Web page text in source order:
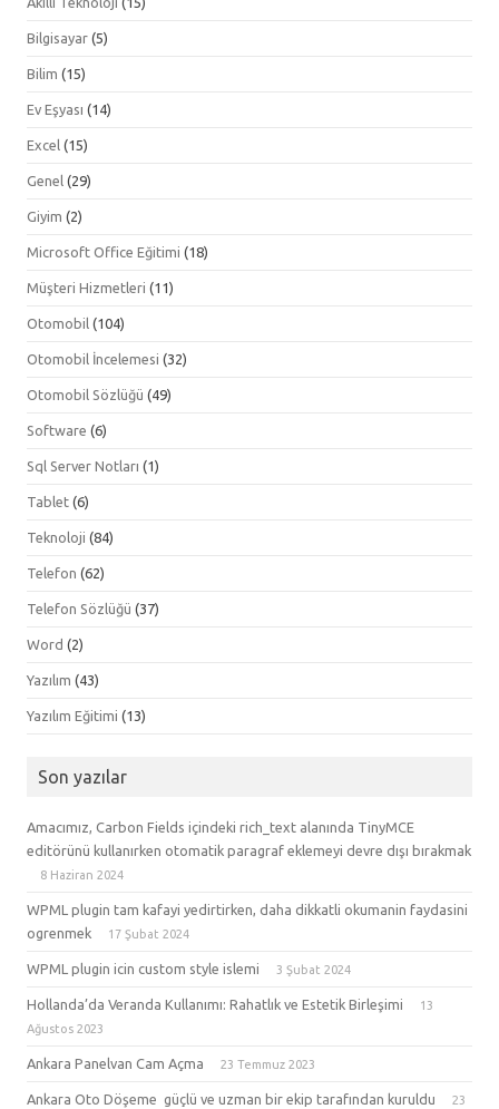
Bilgisayar (5)
Bilim (15)
Ev Eşyası (14)
Excel (15)
Genel (29)
Giyim (2)
Microsoft Office Eğitimi (18)
Müşteri Hizmetleri (11)
Otomobil (104)
Otomobil İncelemesi (32)
Otomobil Sözlüğü (49)
Software (6)
Sql Server Notları (1)
Tablet (6)
Teknoloji (84)
Telefon (62)
Telefon Sözlüğü (37)
Word (2)
Yazılım (43)
Yazılım Eğitimi (13)
Son yazılar
Amacımız, Carbon Fields içindeki rich_text alanında TinyMCE
editörünü kullanırken otomatik paragraf eklemeyi devre dışı bırakmak
8 Haziran 2024
WPML plugin tam kafayi yedirtirken, daha dikkatli okumanin faydasini
ogrenmek
17 Şubat 2024
WPML plugin icin custom style islemi 3 Şubat 2024
Hollanda’da Veranda Kullanımı: Rahatlık ve Estetik Birleşimi
13
Ağustos 2023
Ankara Panelvan Cam Açma 23 Temmuz 2023
Ankara Oto Döşeme güçlü ve uzman bir ekip tarafından kuruldu
23